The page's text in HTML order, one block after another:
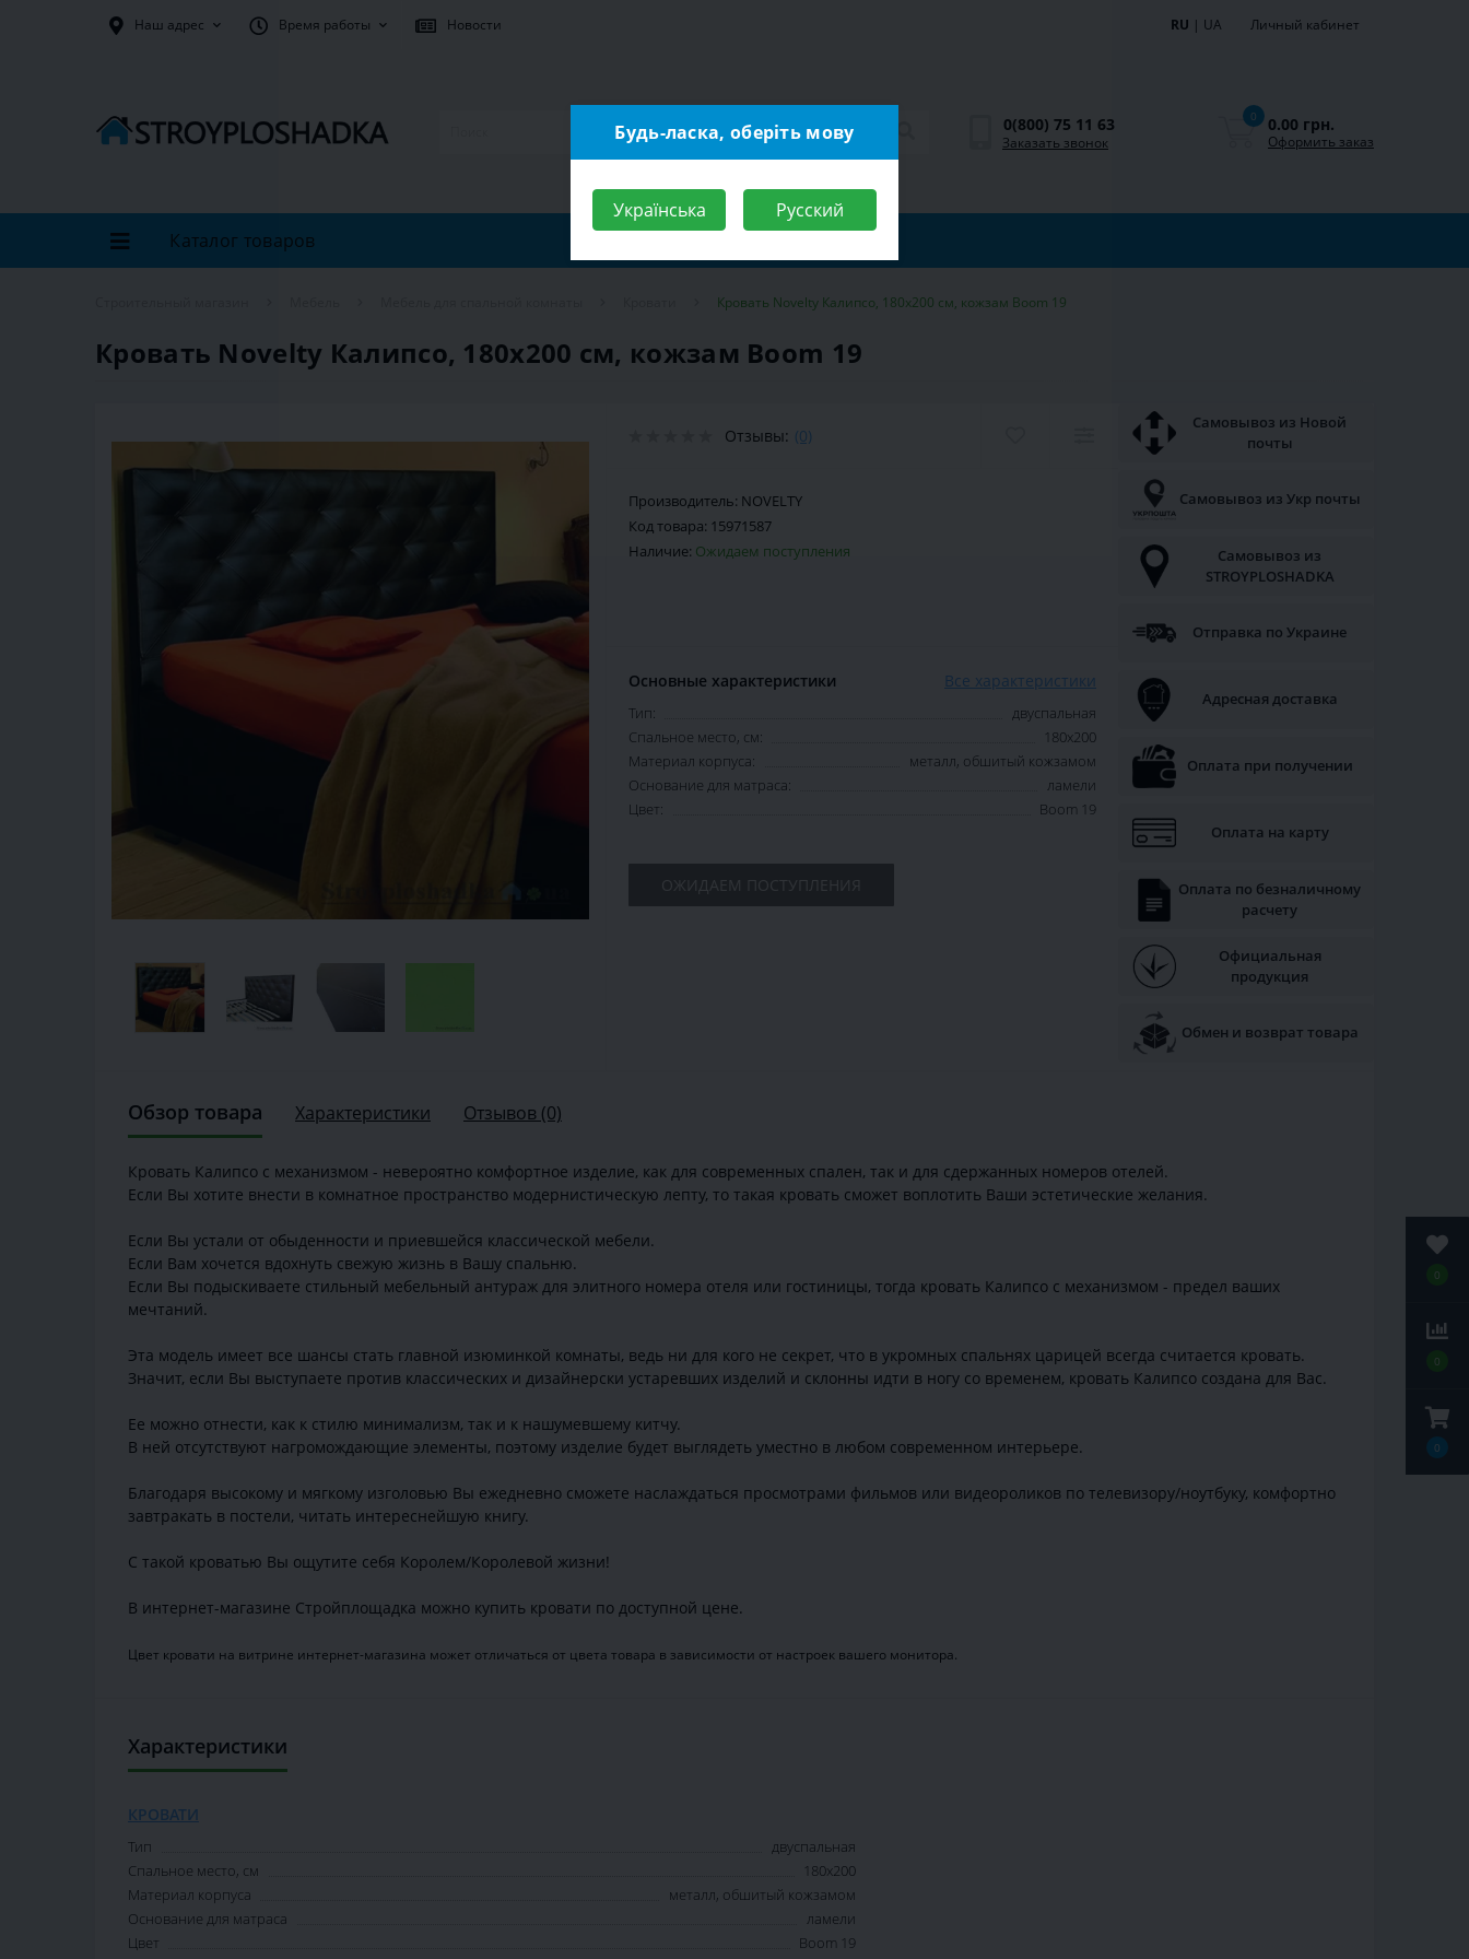
0
0
0
Наш адрес Время работы Новости RU | UA Личный кабинет
0(800) 75 11 63
Заказать звонок
0 0.00 грн.
Оформить заказ
Каталог товаров
Кровать Novelty Калипсо, 180х200 см, кожзам Boom 19
Кровать Novelty Калипсо, 180х200 см, кожзам Boom 19
Отзывы: (0)
Производитель: NOVELTY
Код товара: 15971587
Наличие: Ожидаем поступления
Основные характеристики Все характеристики
Тип:
двуспальная
Спальное место, см:
180х200
Материал корпуса:
металл, обшитый кожзамом
Основание для матраса:
ламели
Цвет:
Boom 19
ОЖИДАЕМ ПОСТУПЛЕНИЯ
Самовывоз из Новой
почты
Самовывоз из Укр почты
Самовывоз из
STROYPLOSHADKA
Отправка по Украине
Адресная доставка
Оплата при получении
Оплата на карту
Оплата по безналичному
расчету
Официальная
продукция
Обмен и возврат товара
Обзор товара Характеристики Отзывов (0)
Кровать Калипсо с механизмом - невероятно комфортное изделие, как для современных спален, так и для сдержанных номеров отелей.
Если Вы хотите внести в комнатное пространство модернистическую лепту, то такая кровать сможет воплотить Ваши эстетические желания.
Если Вы устали от обыденности и приевшейся классической мебели.
Если Вам хочется вдохнуть свежую жизнь в Вашу спальню.
Если Вы подыскиваете стильный мебельный антураж для элитного номера отеля или гостиницы, тогда кровать Калипсо с механизмом - предел ваших
мечтаний.
Эта модель имеет все шансы стать главной изюминкой комнаты, ведь ни для кого не секрет, что в укромных спальнях царицей всегда считается кровать.
Значит, если Вы выступаете против классических и дизайнерски устаревших изделий и склонны идти в ногу со временем, кровать Калипсо создана для Вас.
Ее можно отнести, как к стилю минимализм, так и к нашумевшему китчу.
В ней отсутствуют нагромождающие элементы, поэтому изделие будет выглядеть уместно в любом современном интерьере.
Благодаря высокому и мягкому изголовью Вы ежедневно сможете наслаждаться просмотрами фильмов или видеороликов по телевизору/ноутбуку, комфортно
завтракать в постели, читать интереснейшую книгу.
С такой кроватью Вы ощутите себя Королем/Королевой жизни!
В интернет-магазине Стройплощадка можно купить кровати по доступной цене.
Цвет кровати на витрине интернет-магазина может отличаться от цвета товара в зависимости от настроек вашего монитора.
Характеристики
КРОВАТИ
Тип
двуспальная
Спальное место, см
180х200
Материал корпуса
металл, обшитый кожзамом
Основание для матраса
ламели
Цвет
Boom 19
Будь-ласка, оберіть мову
Українська Русский